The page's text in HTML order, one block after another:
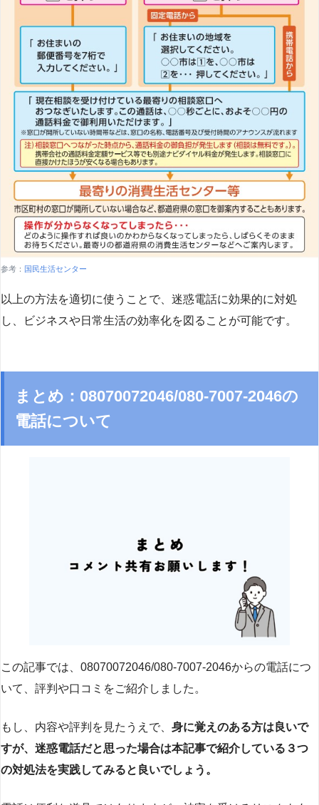
参考： 国民生活センター
以上の方法を適切に使うことで、迷惑電話に効果的に対処
し、ビジネスや日常生活の効率化を図ることが可能です。
まとめ：08070072046/080-7007-2046の
電話について
この記事では、08070072046/080-7007-2046からの電話につ
いて、評判や口コミをご紹介しました。
もし、内容や評判を見たうえで、 身に覚えのある方は良いで
すが、迷惑電話だと思った場合は本記事で紹介している３つ
の対処法を実践してみると良いでしょう。